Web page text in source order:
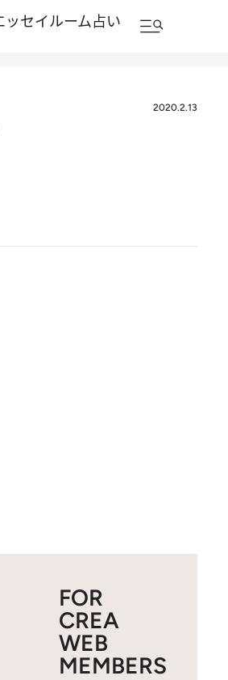
ッセイルーム占い
2020.2.13
FOR
CREA
WEB
MEMBERS